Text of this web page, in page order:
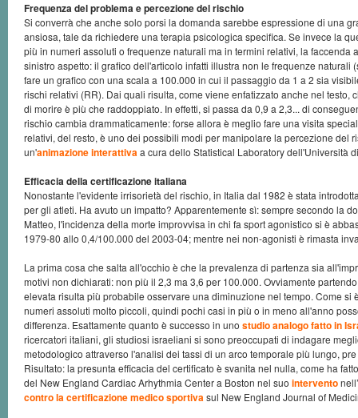
Frequenza del problema e percezione del rischio
Si converrà che anche solo porsi la domanda sarebbe espressione di una
ansiosa, tale da richiedere una terapia psicologica specifica. Se invece la
più in numeri assoluti o frequenze naturali ma in termini relativi, la faccenda
sinistro aspetto: il grafico dell'articolo infatti illustra non le frequenze naturali
fare un grafico con una scala a 100.000 in cui il passaggio da 1 a 2 sia
rischi relativi (RR). Dai quali risulta, come viene enfatizzato anche nel testo,
di morire è più che raddoppiato. In effetti, si passa da 0,9 a 2,3... di
rischio cambia drammaticamente: forse allora è meglio fare una visita
relativi, del resto, è uno dei possibili modi per manipolare la percezione del
un'animazione interattivaa cura dello Statistical Laboratory dell'Università
Efficacia della certificazione italiana
Nonostante l'evidente irrisorietà del rischio, in Italia dal 1982 è stata
per gli atleti. Ha avuto un impatto? Apparentemente sì: sempre secondo la
Matteo, l'incidenza della morte improvvisa in chi fa sport agonistico si è
1979-80 allo 0,4/100.000 del 2003-04; mentre nei non-agonisti è rimasta
La prima cosa che salta all'occhio è che la prevalenza di partenza sia
motivi non dichiarati: non più il 2,3 ma 3,6 per 100.000. Ovviamente
elevata risulta più probabile osservare una diminuzione nel tempo. Come si
numeri assoluti molto piccoli, quindi pochi casi in più o in meno all'anno
differenza. Esattamente quanto è successo in uno studio analogo fatto in
ricercatori italiani, gli studiosi israeliani si sono preoccupati di indagare
metodologico attraverso l'analisi dei tassi di un arco temporale più lungo,
Risultato: la presunta efficacia del certificato è svanita nel nulla, come ha
del New England Cardiac Arhythmia Center a Boston nel suo intervento
contro la certificazione medico sportivasul New England Journal of